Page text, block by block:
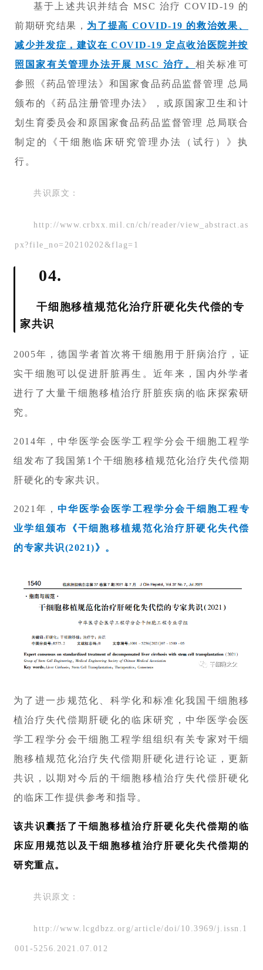
首
基于上述共识并结合 MSC 治疗 COVID-19 的
前期研究结果， 为了提高 COVID-19 的救治效果、
减少并发症，建议在 COVID-19 定点收治医院并按
照国家有关管理办法开展 MSC 治疗。 相关标准可
参照《药品管理法》和国家食品药品监督管理 总局
颁布的《药品注册管理办法》，或原国家卫生和计
划生育委员会和原国家食品药品监督管理 总局联合
制定的《干细胞临床研究管理办法（试行）》执
行。
共识原文：
http://www.crbxx.mil.cn/ch/reader/view_abstract.as
px?file_no=20210202&flag=1
04.
干细胞移植规范化治疗肝硬化失代偿的专
家共识
2005年，德国学者首次将干细胞用于肝病治疗，证
实干细胞可以促进肝脏再生。近年来，国内外学者
进行了大量干细胞移植治疗肝脏疾病的临床探索研
究。
2014年，中华医学会医学工程学分会干细胞工程学
组发布了我国第1个干细胞移植规范化治疗失代偿期
肝硬化的专家共识。
2021年，中华医学会医学工程学分会干细胞工程专
业学组颁布《干细胞移植规范化治疗肝硬化失代偿
的专家共识(2021)》。
为了进一步规范化、科学化和标准化我国干细胞移
植治疗失代偿期肝硬化的临床研究，中华医学会医
学工程学分会干细胞工程学组组织有关专家对干细
胞移植规范化治疗失代偿期肝硬化进行论证，更新
共识，以期对今后的干细胞移植治疗失代偿肝硬化
的临床工作提供参考和指导。
该共识囊括了干细胞移植治疗肝硬化失代偿期的临
床应用规范以及干细胞移植治疗肝硬化失代偿期的
研究重点。
共识原文：
http://www.lcgdbzz.org/article/doi/10.3969/j.issn.1
001-5256.2021.07.012